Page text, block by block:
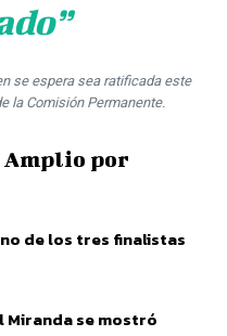
se espera sea ratificada este
la Comisión Permanente.
Amplio por
de los tres finalistas
Miranda se mostró